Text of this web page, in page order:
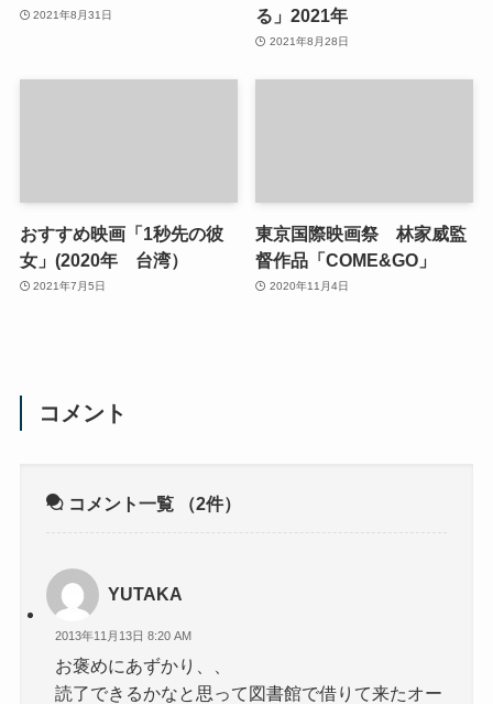
2021年8月31日
る」2021年
2021年8月28日
おすすめ映画「1秒先の彼
女」(2020年 台湾）
2021年7月5日
東京国際映画祭 林家威監
督作品「COME&GO」
2020年11月4日
コメント
コメント一覧 （2件）
YUTAKA
2013年11月13日 8:20 AM
お褒めにあずかり、、
読了できるかなと思って図書館で借りて来たオー